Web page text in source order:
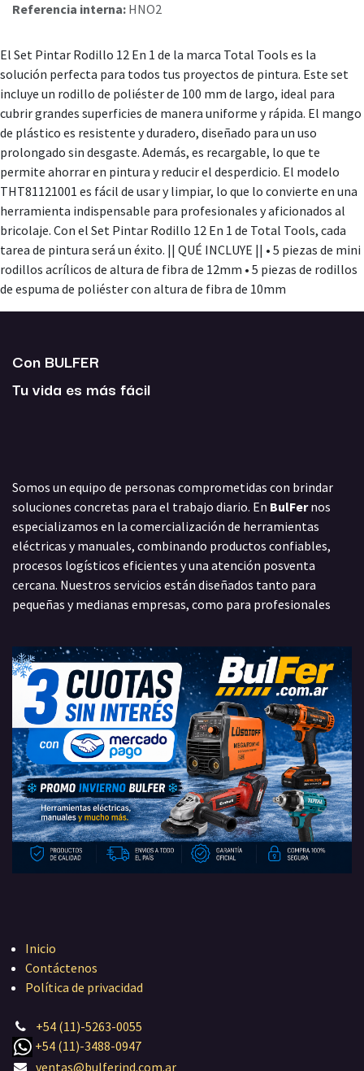
Referencia interna: HNO2
El Set Pintar Rodillo 12 En 1 de la marca Total Tools es la
solución perfecta para todos tus proyectos de pintura. Este set
incluye un rodillo de poliéster de 100 mm de largo, ideal para
cubrir grandes superficies de manera uniforme y rápida. El mango
de plástico es resistente y duradero, diseñado para un uso
prolongado sin desgaste. Además, es recargable, lo que te
permite ahorrar en pintura y reducir el desperdicio. El modelo
THT81121001 es fácil de usar y limpiar, lo que lo convierte en una
herramienta indispensable para profesionales y aficionados al
bricolaje. Con el Set Pintar Rodillo 12 En 1 de Total Tools, cada
tarea de pintura será un éxito. || QUÉ INCLUYE || • 5 piezas de mini
rodillos acrílicos de altura de fibra de 12mm • 5 piezas de rodillos
de espuma de poliéster con altura de fibra de 10mm
Con BULFER
Tu vida es más fácil
Somos un equipo de personas comprometidas con brindar
soluciones concretas para el trabajo diario. En BulFernos
especializamos en la comercialización de herramientas
eléctricas y manuales, combinando productos confiables,
procesos logísticos eficientes y una atención posventa
cercana. Nuestros servicios están diseñados tanto para
pequeñas y medianas empresas, como para profesionales
Inicio
Contáctenos
Política de privacidad
+54 (11)-5263-0055
+54 (11)-3488-0947
ventas@bulferind.com.ar